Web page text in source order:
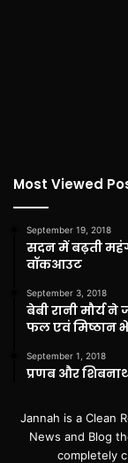
Most Viewed
September 19, 2018
सदन में बढ़ती
वॉकआउट
September 3, 2018
बेबी रानी मौर्य
फल एवं मिष्ठान
September 1, 2018
प्रणब और
Jannah is a Clean
News and Blog
completely